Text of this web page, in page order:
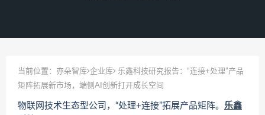
当前位置： 亦朵智库 企业库
乐鑫科技研究报告：“连接+处理”产品
矩阵拓展新市场，端侧AI创新打开成长空间
物联网技术生态型公司，“处理+连接”拓展产品矩阵。 乐鑫